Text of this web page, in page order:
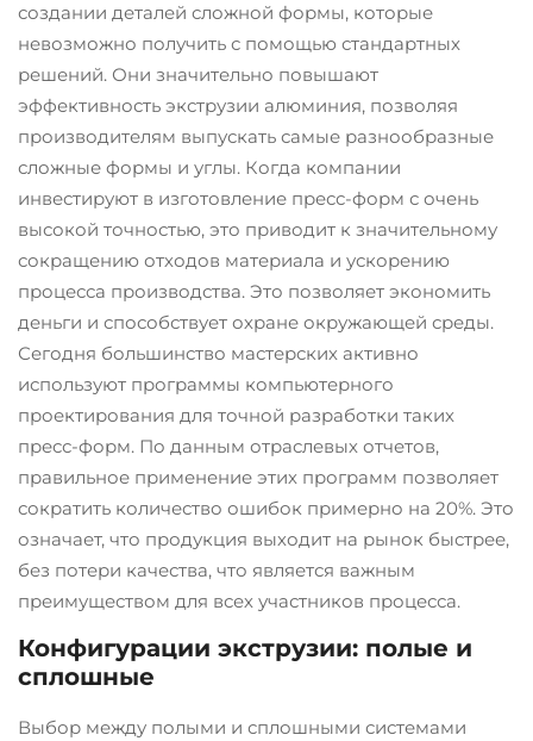
создании деталей сложной формы, которые
невозможно получить с помощью стандартных
решений. Они значительно повышают
эффективность экструзии алюминия, позволяя
производителям выпускать самые разнообразные
сложные формы и углы. Когда компании
инвестируют в изготовление пресс-форм с очень
высокой точностью, это приводит к значительному
сокращению отходов материала и ускорению
процесса производства. Это позволяет экономить
деньги и способствует охране окружающей среды.
Сегодня большинство мастерских активно
используют программы компьютерного
проектирования для точной разработки таких
пресс-форм. По данным отраслевых отчетов,
правильное применение этих программ позволяет
сократить количество ошибок примерно на 20%. Это
означает, что продукция выходит на рынок быстрее,
без потери качества, что является важным
преимуществом для всех участников процесса.
Конфигурации экструзии: полые и
сплошные
Выбор между полыми и сплошными системами